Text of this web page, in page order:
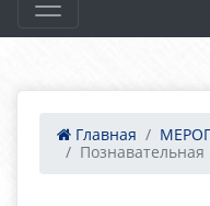
Главная